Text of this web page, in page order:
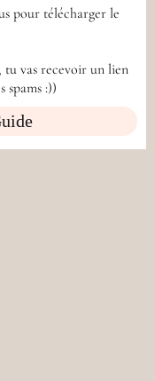
pour télécharger le
tu vas recevoir un lien
spams :))